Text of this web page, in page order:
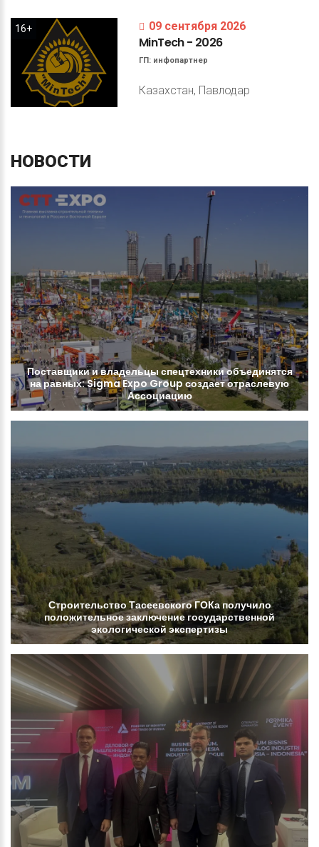
16+ 09 сентября 2026
MinTech- 2026
ГП: инфопартнер
Казахстан, Павлодар
НОВОСТИ
Поставщикиивладельцы спецтехникиобъединятся
наравных:SigmaExpo Group создаетотраслевую
Ассоциацию
СтроительствоТасеевскогоГОКаполучило
положительноезаключение государственной
экологической экспертизы